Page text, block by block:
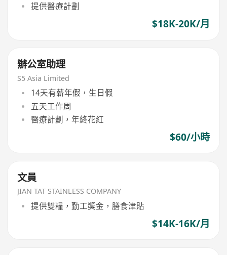
提供醫療計劃
$18K-20K/月
辦公室助理
S5 Asia Limited
14天有薪年假，生日假
五天工作周
醫療計劃，年終花紅
$60/小時
文員
JIAN TAT STAINLESS COMPANY
提供雙糧，勤工獎金，膳食津貼
$14K-16K/月